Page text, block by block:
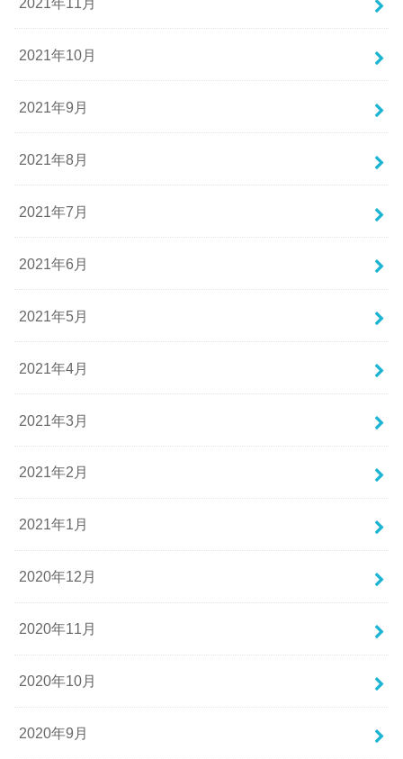
2021年10月
2021年9月
2021年8月
2021年7月
2021年6月
2021年5月
2021年4月
2021年3月
2021年2月
2021年1月
2020年12月
2020年11月
2020年10月
2020年9月